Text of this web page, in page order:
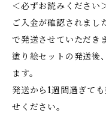
＜必ずお読みください
ご入金が確認されまし
で発送させていただき
塗り絵セットの発送後
ます。
発送から1週間過ぎて
せください。